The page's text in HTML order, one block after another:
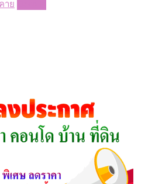
าย